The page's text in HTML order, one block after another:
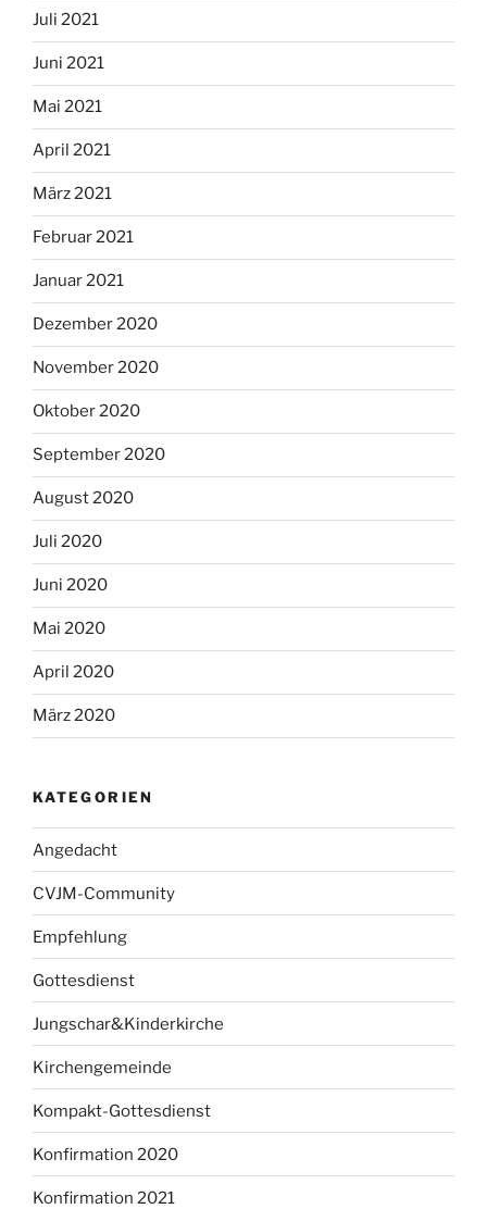
Juli 2021
Juni 2021
Mai 2021
April 2021
März 2021
Februar 2021
Januar 2021
Dezember 2020
November 2020
Oktober 2020
September 2020
August 2020
Juli 2020
Juni 2020
Mai 2020
April 2020
März 2020
KATEGORIEN
Angedacht
CVJM-Community
Empfehlung
Gottesdienst
Jungschar&Kinderkirche
Kirchengemeinde
Kompakt-Gottesdienst
Konfirmation 2020
Konfirmation 2021